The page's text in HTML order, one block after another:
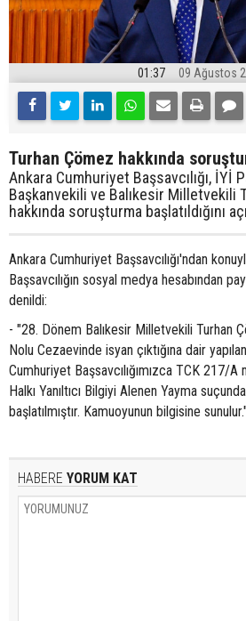
01:37 09 Ağustos
Turhan Çömez hakkında
Ankara Cumhuriyet Başsavcılığı, İYİ
Başkanvekili ve Balıkesir Milletvekili
hakkında soruşturma başlatıldığını
Ankara Cumhuriyet Başsavcılığı'ndan
Başsavcılığın sosyal medya hesabından
denildi:
- "28. Dönem Balıkesir Milletvekili Turhan
Nolu Cezaevinde isyan çıktığına dair
Cumhuriyet Başsavcılığımızca TCK 217/
Halkı Yanıltıcı Bilgiyi Alenen Yayma
başlatılmıştır. Kamuoyunun bilgisine sunulur."
HABERE YORUM KAT